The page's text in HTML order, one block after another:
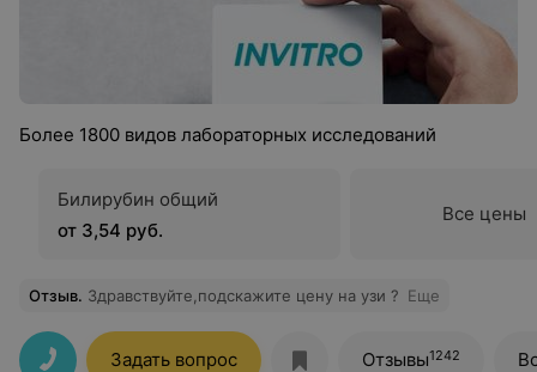
Более 1800 видов лабораторных исследований
Билирубин общий
от 3,54 руб.
Все цены
Отзыв. Здравствуйте,подскажите цену на узи ? Еще
Задать вопрос Отзывы1242